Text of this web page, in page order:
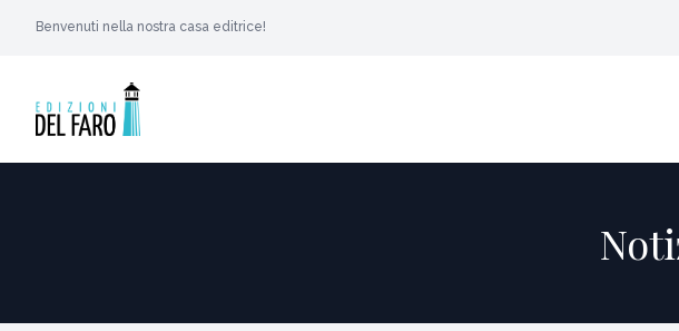
Benvenuti nella nostra casa editrice!